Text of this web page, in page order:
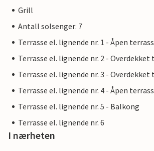
Grill
Antall solsenger: 7
Terrasse el. lignende nr. 1 - Åpen
Terrasse el. lignende nr. 2 - Overdekket
Terrasse el. lignende nr. 3 - Overdekket
Terrasse el. lignende nr. 4 - Åpen
Terrasse el. lignende nr. 5 - Balkong
Terrasse el. lignende nr. 6
I nærheten